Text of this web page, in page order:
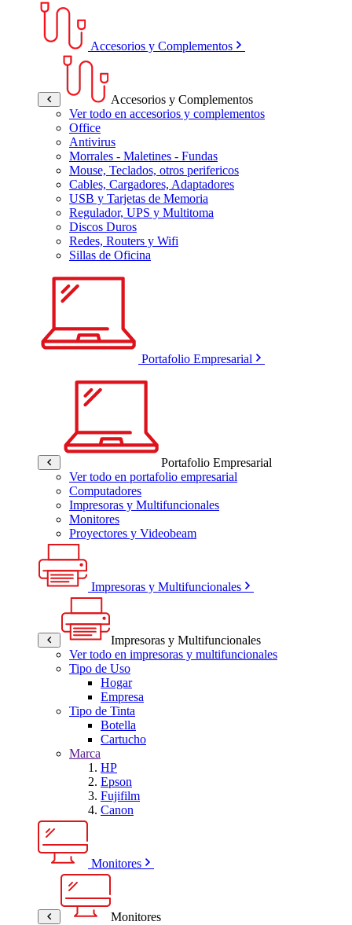
Accesorios y Complementos
Accesorios y Complementos
Ver todo en accesorios y complementos
Office
Antivirus
Morrales - Maletines - Fundas
Mouse, Teclados, otros perifericos
Cables, Cargadores, Adaptadores
USB y Tarjetas de Memoria
Regulador, UPS y Multitoma
Discos Duros
Redes, Routers y Wifi
Sillas de Oficina
Portafolio Empresarial
Portafolio Empresarial
Ver todo en portafolio empresarial
Computadores
Impresoras y Multifuncionales
Monitores
Proyectores y Videobeam
Impresoras y Multifuncionales
Impresoras y Multifuncionales
Ver todo en impresoras y multifuncionales
Tipo de Uso
Hogar
Empresa
Tipo de Tinta
Botella
Cartucho
Marca
HP
Epson
Fujifilm
Canon
Monitores
Monitores